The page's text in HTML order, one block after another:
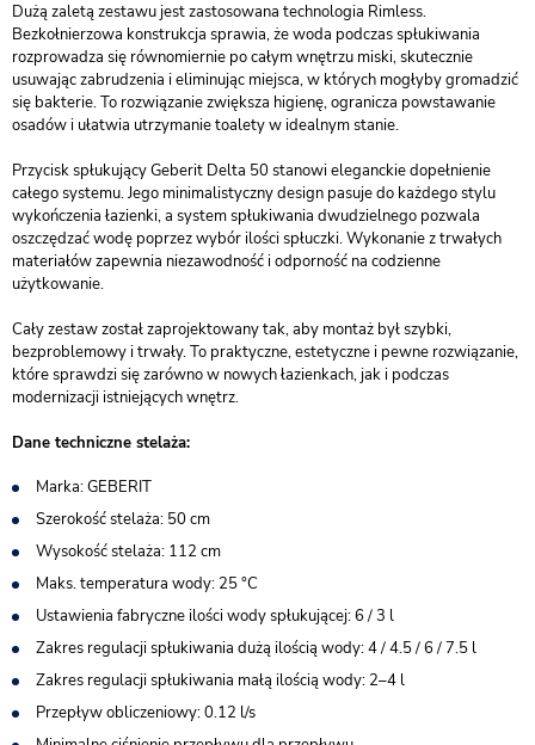
Dużą zaletą zestawu jest zastosowana technologia Rimless.
Bezkołnierzowa konstrukcja sprawia, że woda podczas spłukiwania
rozprowadza się równomiernie po całym wnętrzu miski, skutecznie
usuwając zabrudzenia i eliminując miejsca, w których mogłyby gromadzić
się bakterie. To rozwiązanie zwiększa higienę, ogranicza powstawanie
osadów i ułatwia utrzymanie toalety w idealnym stanie.
Przycisk spłukujący Geberit Delta 50 stanowi eleganckie dopełnienie
całego systemu. Jego minimalistyczny design pasuje do każdego stylu
wykończenia łazienki, a system spłukiwania dwudzielnego pozwala
oszczędzać wodę poprzez wybór ilości spłuczki. Wykonanie z trwałych
materiałów zapewnia niezawodność i odporność na codzienne
użytkowanie.
Cały zestaw został zaprojektowany tak, aby montaż był szybki,
bezproblemowy i trwały. To praktyczne, estetyczne i pewne rozwiązanie,
które sprawdzi się zarówno w nowych łazienkach, jak i podczas
modernizacji istniejących wnętrz.
Dane techniczne stelaża:
Marka: GEBERIT
Szerokość stelaża: 50 cm
Wysokość stelaża: 112 cm
Maks. temperatura wody: 25 °C
Ustawienia fabryczne ilości wody spłukującej: 6 / 3 l
Zakres regulacji spłukiwania dużą ilością wody: 4 / 4.5 / 6 / 7.5 l
Zakres regulacji spłukiwania małą ilością wody: 2–4 l
Przepływ obliczeniowy: 0.12 l/s